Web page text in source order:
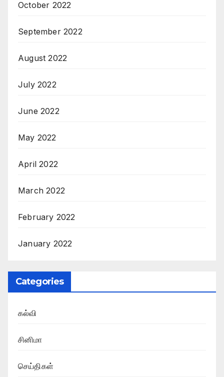
October 2022
September 2022
August 2022
July 2022
June 2022
May 2022
April 2022
March 2022
February 2022
January 2022
Categories
கல்வி
சினிமா
செய்திகள்